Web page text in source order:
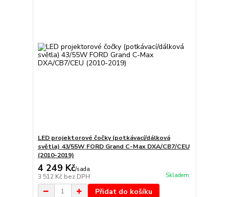
LED projektorové čočky (potkávací/dálková
světla) 43/55W FORD Grand C-Max DXA/CB7/CEU
(2010-2019)
4 249 Kč/sada
3 512 Kč bez DPH Skladem
Přidat do košíku